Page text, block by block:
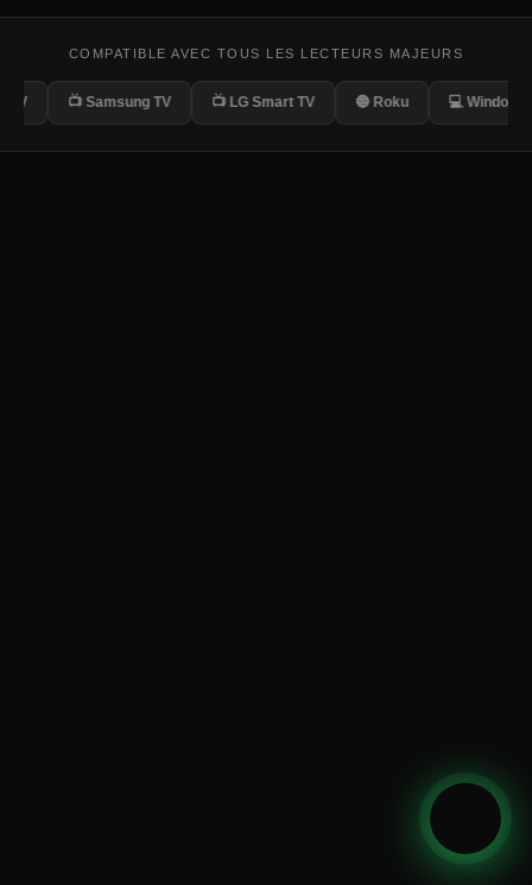
COMPATIBLE AVEC TOUS LES LECTEURS MAJEURS
📺 Samsung TV 📺 LG Smart TV 🔵 Roku 💻 Windows/Mac